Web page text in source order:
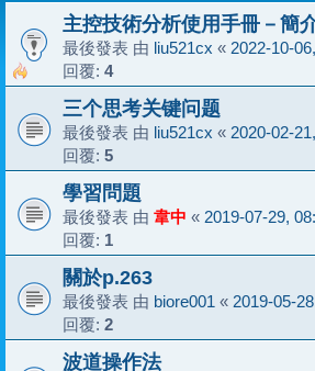
主控技術分析使用手冊－簡
最後發表 由 liu521cx « 2022-10-
回覆: 4
三个思考关键问题
最後發表 由 liu521cx « 2020-02-
回覆: 5
學習問題
最後發表 由 韋中 « 2019-07-29,
回覆: 1
關於p.263
最後發表 由 biore001 « 2019-05-
回覆: 2
波道操作法